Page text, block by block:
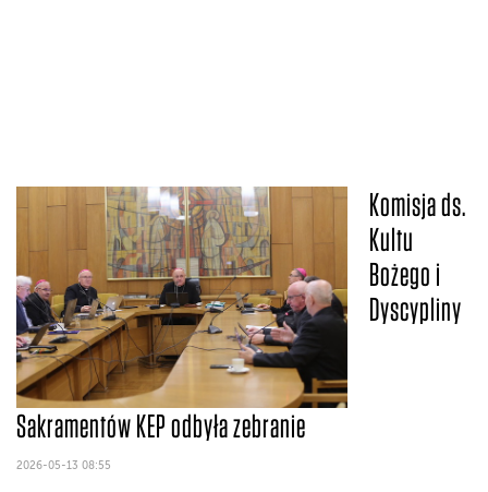
Komisja ds.
Kultu
Bożego i
Dyscypliny
Sakramentów KEP odbyła zebranie
2026-05-13 08:55